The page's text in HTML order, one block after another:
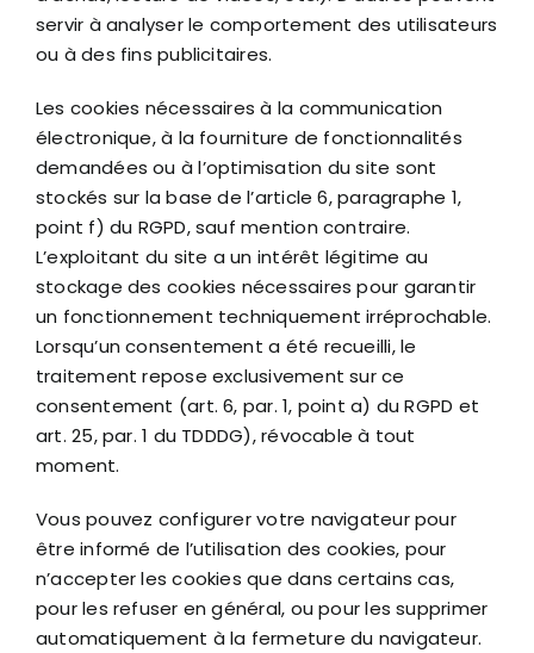
servir à analyser le comportement des utilisateurs
ou à des fins publicitaires.
Les cookies nécessaires à la communication
électronique, à la fourniture de fonctionnalités
demandées ou à l’optimisation du site sont
stockés sur la base de l’article 6, paragraphe 1,
point f) du RGPD, sauf mention contraire.
L’exploitant du site a un intérêt légitime au
stockage des cookies nécessaires pour garantir
un fonctionnement techniquement irréprochable.
Lorsqu’un consentement a été recueilli, le
traitement repose exclusivement sur ce
consentement (art. 6, par. 1, point a) du RGPD et
art. 25, par. 1 du TDDDG), révocable à tout
moment.
Vous pouvez configurer votre navigateur pour
être informé de l’utilisation des cookies, pour
n’accepter les cookies que dans certains cas,
pour les refuser en général, ou pour les supprimer
automatiquement à la fermeture du navigateur.